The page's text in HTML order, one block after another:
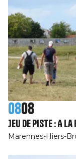
0808
Jeu de piste : A
Marennes-Hiers-